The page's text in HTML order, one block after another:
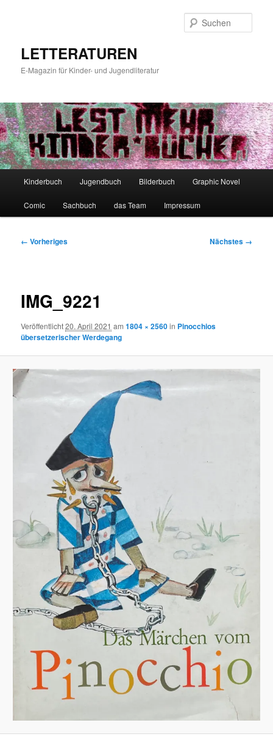
LETTERATUREN
E-Magazin für Kinder- und Jugendliteratur
Kinderbuch Jugendbuch Bilderbuch Graphic Novel
Comic Sachbuch das Team Impressum
Bilder-
← Vorheriges Nächstes →
IMG_9221
Veröffentlicht20. April 2021 am1804 × 2560in Pinocchios
übersetzerischer Werdegang